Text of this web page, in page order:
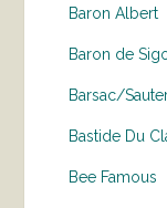
Baron Albert
Baron de
Barsac/
Bastide Du
Bee Famous